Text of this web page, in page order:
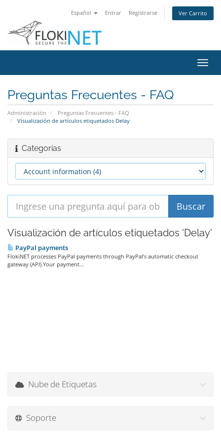
Español Entrar Registrarse Ver Carrito
Preguntas Frecuentes - FAQ
Administración
Preguntas Frecuentes - FAQ
Visualización de artículos etiquetados Delay
Categorías
Visualización de artículos etiquetados 'Delay'
PayPal payments
FlokiNET processes PayPal payments through PayPal’s automatic checkout
gateway (API).Your payment...
Nube de Etiquetas
Soporte